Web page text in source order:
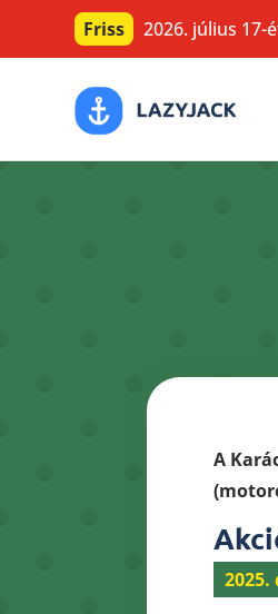
Friss 2026. július 17-
A
2025.